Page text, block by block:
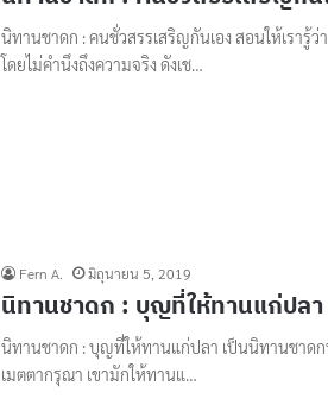
นิทานชาดก : คนชั่วสรรเสริญกันเอง สอนให้เรารู้ว่
โดยไม่คำนึงถึงความจริง ดังเช…
Fern A. มิถุนายน 5, 2019
นิทานชาดก : บุญที่ให้ทานแก่ปลา
นิทานชาดก : บุญที่ให้ทานแก่ปลา เป็นนิทานชาด
เมตตากรุณา เขามักให้ทานแ…